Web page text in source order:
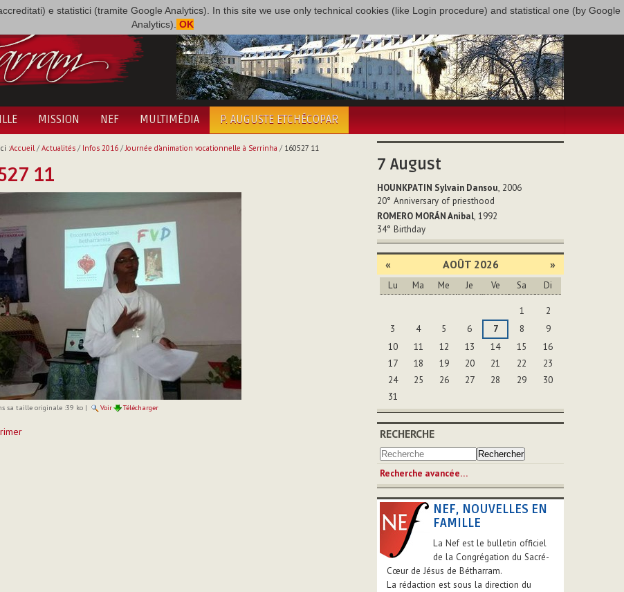
e statistici (tramite Google Analytics). In this site we use only technical cookies (like Login procedure) and statistical one (by Google
Analytics). OK
MISSION NEF MULTIMÉDIA P. AUGUSTE ETCHÉCOPAR
:Accueil/ Actualités/ Infos 2016/Journée d'animation vocationnelle à Serrinha / 160527 11
11
sa taille originale :39 ko| Voir Télécharger
7 August
HOUNKPATIN Sylvain Dansou, 2006
20° Anniversary of priesthood
ROMERO MORÁN Anibal, 1992
34° Birthday
« AOÛT 2026 »
Lu Ma Me Je Ve Sa Di
1
2
3
4 5 6 7 8
9
10
11 12 13 14 15
16
17
18 19 20 21 22
23
24
25 26 27 28 29
30
31
RECHERCHE
Recherche avancée…
NEF, NOUVELLES EN
FAMILLE
La Nef est le bulletin officiel
de la Congrégation du Sacré-
Cœur de Jésus de Bétharram.
La rédaction est sous la direction du